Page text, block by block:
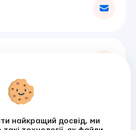
найкращий досвід, ми